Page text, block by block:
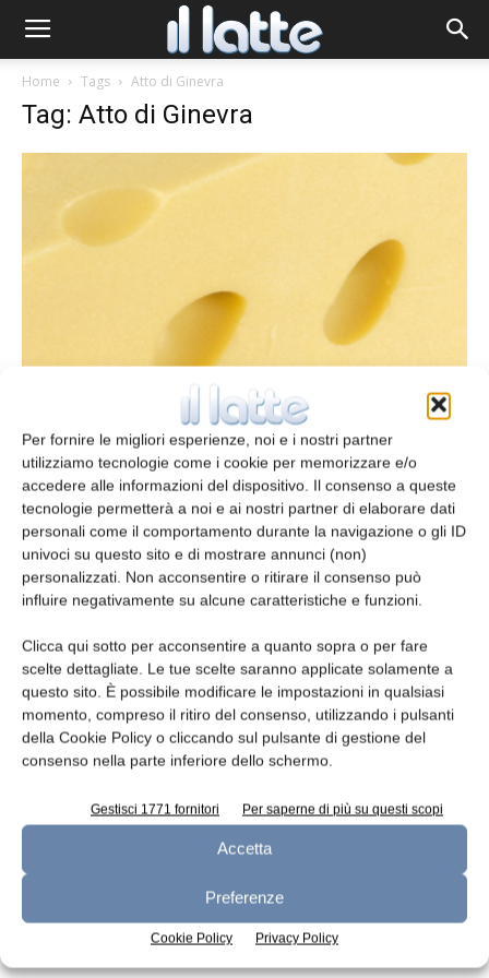
Per fornire le migliori esperienze, noi e i nostri partner
utilizziamo tecnologie come i cookie per memorizzare e/o
accedere alle informazioni del dispositivo. Il consenso a queste
tecnologie permetterà a noi e ai nostri partner di elaborare dati
personali come il comportamento durante la navigazione o gli ID
univoci su questo sito e di mostrare annunci (non)
personalizzati. Non acconsentire o ritirare il consenso può
influire negativamente su alcune caratteristiche e funzioni.
Clicca qui sotto per acconsentire a quanto sopra o per fare
scelte dettagliate. Le tue scelte saranno applicate solamente a
questo sito. È possibile modificare le impostazioni in qualsiasi
momento, compreso il ritiro del consenso, utilizzando i pulsanti
della Cookie Policy o cliccando sul pulsante di gestione del
consenso nella parte inferiore dello schermo.
Gestisci 1771 fornitori Per saperne di più su questi scopi
Accetta
Preferenze
Cookie Policy Privacy Policy
Home Tags Atto di Ginevra
Tag: Atto di Ginevra
Emmentaler è un termine generico nel
territorio Ue
redazione 24 Gennaio 2025
Leggi la rivista
n.7 - Luglio 2026 n.6 - Giugno 2026